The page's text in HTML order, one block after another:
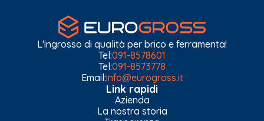
L'ingrosso di qualità per brico e ferramenta!
Tel:091-8578601
Tel:091-8573778
Email:info@eurogross.it
Link rapidi
Azienda
La nostra storia